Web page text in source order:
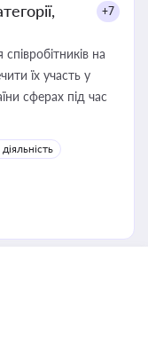
+7
на
їх участь у
сферах під час